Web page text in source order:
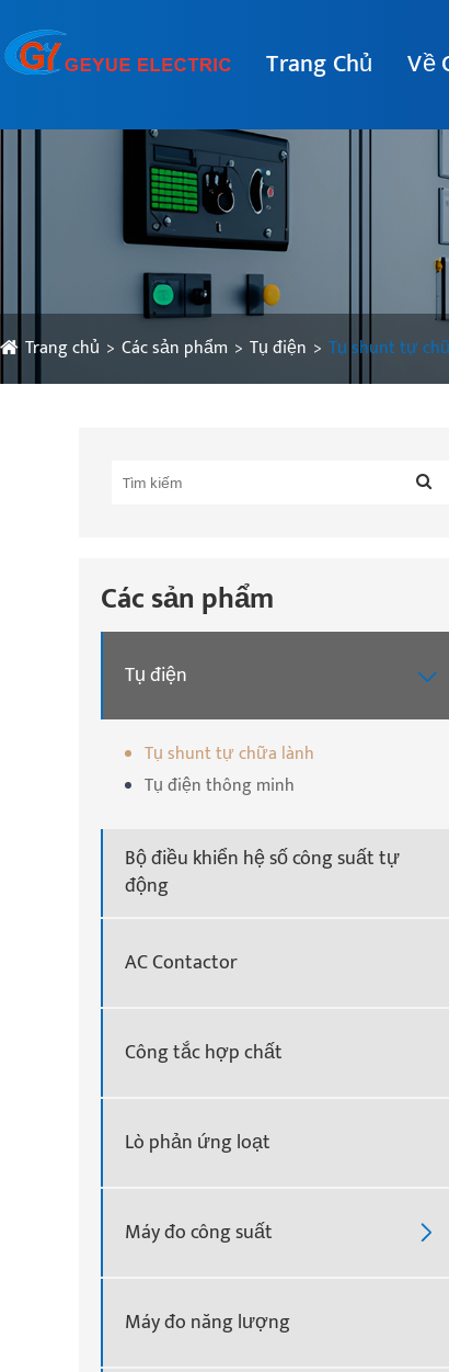
Trang Chủ Về
Trang chủ Các sản phẩm Tụ điện Tụ shunt tự
Các sản phẩm
Tụ điện 
Tụ shunt tự chữa lành
Tụ điện thông minh
Bộ điều khiển hệ số công suất tự
động
AC Contactor
Công tắc hợp chất
Lò phản ứng loạt
Máy đo công suất 
Máy đo năng lượng